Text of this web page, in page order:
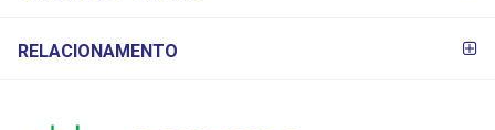
RELACIONAMENTO